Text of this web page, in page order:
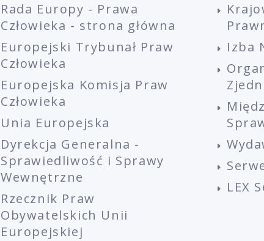
Rada Europy - Prawa
Człowieka - strona główna
Europejski Trybunał Praw
Człowieka
Europejska Komisja Praw
Człowieka
Unia Europejska
Dyrekcja Generalna -
Sprawiedliwość i Sprawy
Wewnętrzne
Rzecznik Praw
Obywatelskich Unii
Europejskiej
Izba
LEX